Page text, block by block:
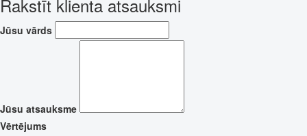
Rakstīt klienta atsauksmi
Jūsu vārds
Jūsu atsauksme
Vērtējums